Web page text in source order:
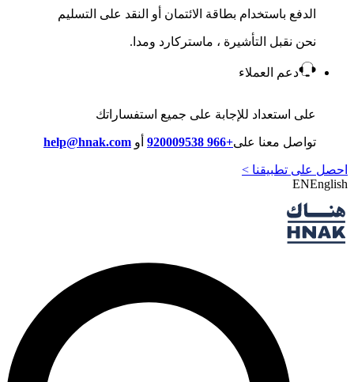
الدفع باستخدام بطاقة الائتمان أو النقد على التسليم
نحن نقبل التأشيرة ، ماستركارد ومدا.
دعم العملاء
على استعداد للإجابة على جميع استفساراتك
تواصل معنا على+966 920009538 أو help@hnak.com
احصل على تطبيقنا >
ENEnglish